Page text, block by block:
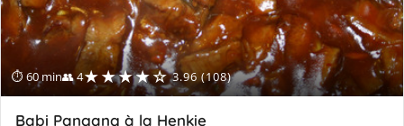
⏱ 60 min👥 4★★★★☆ 3.96 (108)
Babi Pangang à la Henkie